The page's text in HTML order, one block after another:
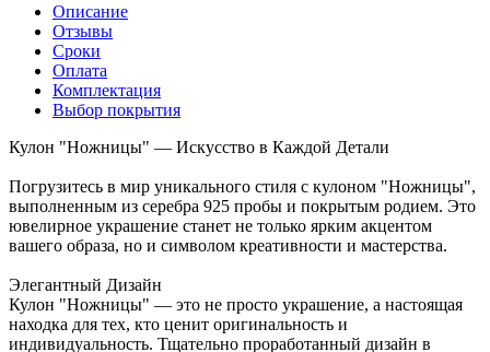
Описание
Отзывы
Сроки
Оплата
Комплектация
Выбор покрытия
Кулон "Ножницы" — Искусство в Каждой Детали
Погрузитесь в мир уникального стиля с кулоном "Ножницы",
выполненным из серебра 925 пробы и покрытым родием. Это
ювелирное украшение станет не только ярким акцентом
вашего образа, но и символом креативности и мастерства.
Элегантный Дизайн
Кулон "Ножницы" — это не просто украшение, а настоящая
находка для тех, кто ценит оригинальность и
индивидуальность. Тщательно проработанный дизайн в